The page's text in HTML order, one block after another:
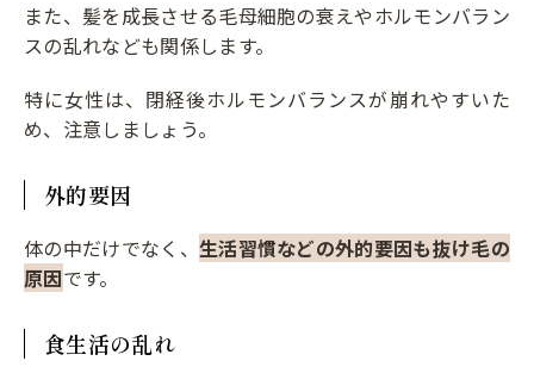
また、髪を成長させる毛母細胞の衰えやホルモンバラン
スの乱れなども関係します。
特に女性は、閉経後ホルモンバランスが崩れやすいた
め、注意しましょう。
外的要因
体の中だけでなく、 生活習慣などの外的要因も抜け毛の
原因です。
食生活の乱れ